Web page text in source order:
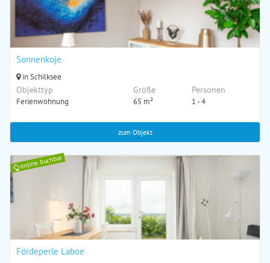
Sonnenkoje
in Schilksee
Objekttyp
Ferienwohnung
Größe
65 m²
Personen
1 - 4
zum Objekt
online buchbar
Fördeperle Laboe